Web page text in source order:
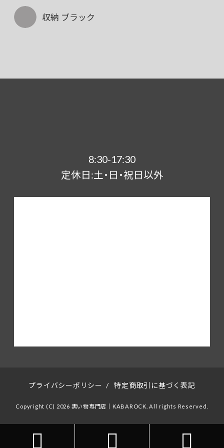
収納 ブラック
8:30-17:30
定休日:土・日・祝日以外
プライバシーポリシー / 特定商取引に基づく表記
Copyright (C) 2026 黒い物専門店｜KABAROCK. All rights Reserved.
  